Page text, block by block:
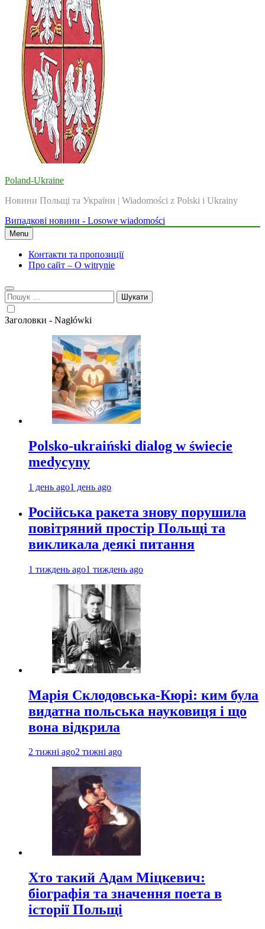
Poland-Ukraine
Новини Польщі та України | Wiadomości z Polski i Ukrainy
Випадкові новини - Losowe wiadomości
Menu
Контакти та пропозиції
Про сайт – O witrynie
Пошук:
Заголовки - Nagłówki
Polsko-ukraiński dialog w świecie
medycyny
1 день ago1 день ago
Російська ракета знову порушила
повітряний простір Польщі та
викликала деякі питання
1 тиждень ago1 тиждень ago
Марія Склодовська-Кюрі: ким була
видатна польська науковиця і що
вона відкрила
2 тижні ago2 тижні ago
Хто такий Адам Міцкевич:
біографія та значення поета в
історії Польщі